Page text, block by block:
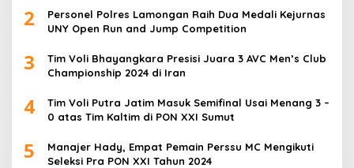
2
Personel Polres Lamongan Raih Dua Medali Kejurnas
UNY Open Run and Jump Competition
3
Tim Voli Bhayangkara Presisi Juara 3 AVC Men’s Club
Championship 2024 di Iran
4
Tim Voli Putra Jatim Masuk Semifinal Usai Menang 3 –
0 atas Tim Kaltim di PON XXI Sumut
5
Manajer Hady, Empat Pemain Perssu MC Mengikuti
Seleksi Pra PON XXI Tahun 2024